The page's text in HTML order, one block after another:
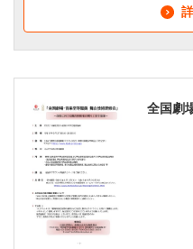
全国劇